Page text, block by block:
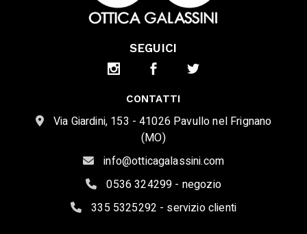
SEGUICI
CONTATTI
Via Giardini, 153 - 41026 Pavullo nel Frignano
(MO)
info@otticagalassini.com
0536 324299 - negozio
335 5325292 - servizio clienti